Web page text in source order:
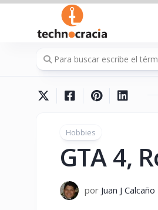
Saltar
contenido
Hobbies
GTA 4,
por Juan J Calcaño